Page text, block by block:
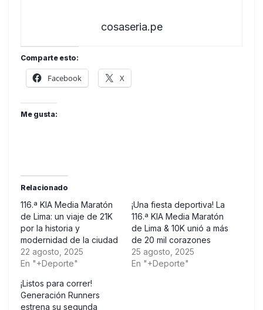
cosaseria.pe
Comparte esto:
Facebook X
Me gusta:
Relacionado
116.ª KIA Media Maratón
de Lima: un viaje de 21K
por la historia y
modernidad de la ciudad
22 agosto, 2025
En "+Deporte"
¡Una fiesta deportiva! La
116.ª KIA Media Maratón
de Lima & 10K unió a más
de 20 mil corazones
25 agosto, 2025
En "+Deporte"
¡Listos para correr!
Generación Runners
estrena su segunda